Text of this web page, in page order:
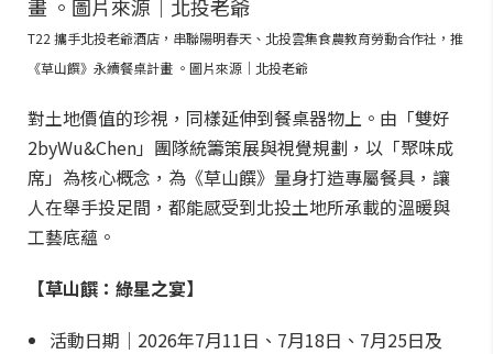
T22 攜手北投老爺酒店，串聯陽明春天、北投雲集食農教育勞動合作社，推
《草山饌》永續餐桌計畫 。圖片來源｜北投老爺
對土地價值的珍視，同樣延伸到餐桌器物上。由「雙好
2byWu&Chen」團隊統籌策展與視覺規劃，以「聚味成
席」為核心概念，為《草山饌》量身打造專屬餐具，讓
人在舉手投足間，都能感受到北投土地所承載的溫暖與
工藝底蘊。
【草山饌：綠星之宴】
活動日期｜2026年7月11日、7月18日、7月25日及